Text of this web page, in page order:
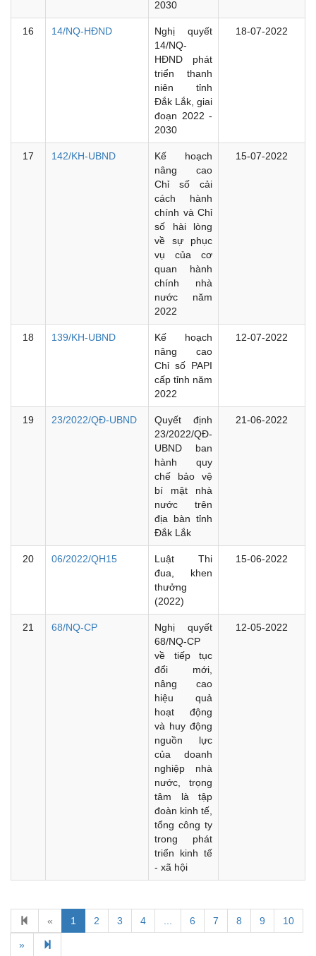
2030
16 14/NQ-HĐND
Nghị quyết
14/NQ-
HĐND phát
triển thanh
niên tỉnh
Đắk Lắk, giai
đoạn 2022 -
2030
18-07-2022
17 142/KH-UBND
Kế hoạch
nâng cao
Chỉ số cải
cách hành
chính và Chỉ
số hài lòng
về sự phục
vụ của cơ
quan hành
chính nhà
nước năm
2022
15-07-2022
18 139/KH-UBND
Kế hoạch
nâng cao
Chỉ số PAPI
cấp tỉnh năm
2022
12-07-2022
19 23/2022/QĐ-UBND
Quyết định
23/2022/QĐ-
UBND ban
hành quy
chế bảo vệ
bí mật nhà
nước trên
địa bàn tỉnh
Đắk Lắk
21-06-2022
20 06/2022/QH15
Luật Thi
đua, khen
thưởng
(2022)
15-06-2022
21 68/NQ-CP
Nghị quyết
68/NQ-CP
về tiếp tục
đổi mới,
nâng cao
hiệu quả
hoạt động
và huy động
nguồn lực
của doanh
nghiệp nhà
nước, trọng
tâm là tập
đoàn kinh tế,
tổng công ty
trong phát
triển kinh tế
- xã hội
12-05-2022
« 1 2 3 4 6 7 8 9 10
»
chức tỉnh Đắk Lắk năm 2026